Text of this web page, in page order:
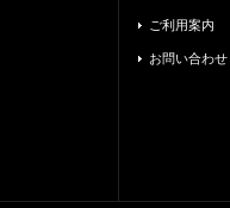
ご利用案内
お問い合わせ